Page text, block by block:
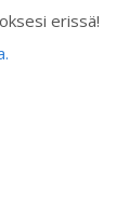
erissä!